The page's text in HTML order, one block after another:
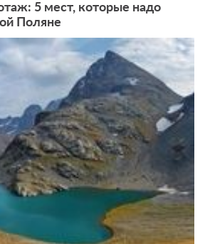
5 мест, которые надо
Поляне